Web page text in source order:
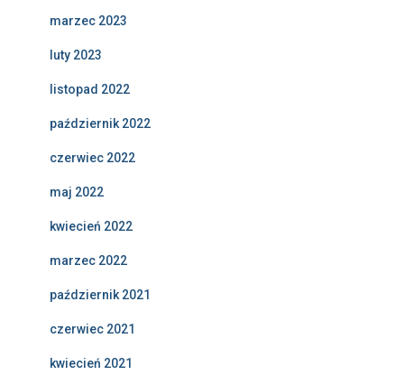
marzec 2023
luty 2023
listopad 2022
październik 2022
czerwiec 2022
maj 2022
kwiecień 2022
marzec 2022
październik 2021
czerwiec 2021
kwiecień 2021